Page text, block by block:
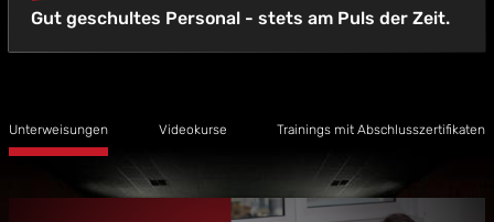
Gut geschultes Personal - stets am Puls der Zeit.
Unterweisungen Videokurse Trainings mit Abschlusszertifikaten